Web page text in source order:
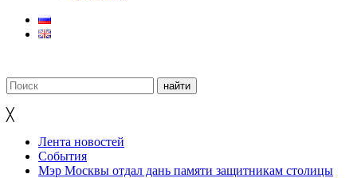
╳
Лента новостей
События
Мэр Москвы отдал дань памяти защитникам столицы